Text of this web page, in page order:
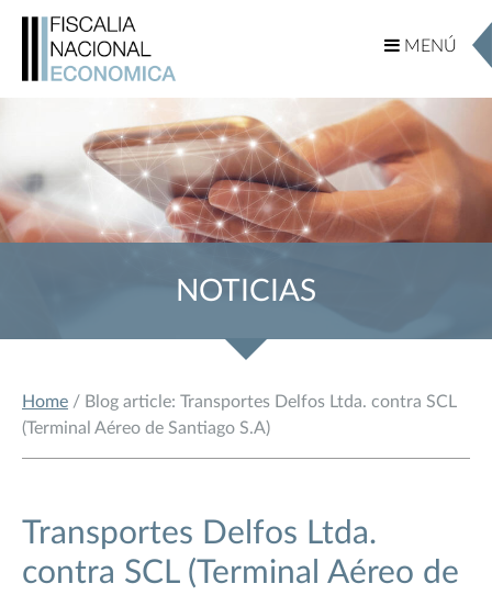
MENÚ
MENÚ
NOTICIAS
Home / Blog article: Transportes Delfos Ltda. contra SCL
(Terminal Aéreo de Santiago S.A)
Transportes Delfos Ltda.
contra SCL (Terminal Aéreo de